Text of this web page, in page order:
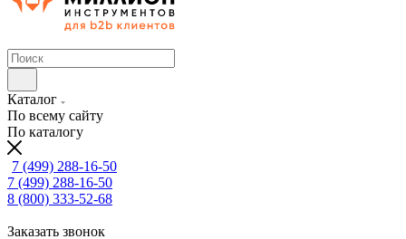
Каталог
По всему сайту
По каталогу
7 (499) 288-16-50
7 (499) 288-16-50
8 (800) 333-52-68
Заказать звонок